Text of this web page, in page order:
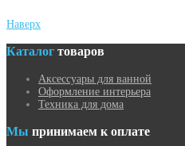
Наверх
Каталог товаров
Аксессуары для ванной
Оформление интерьера
Техника для дома
Мы принимаем к оплате